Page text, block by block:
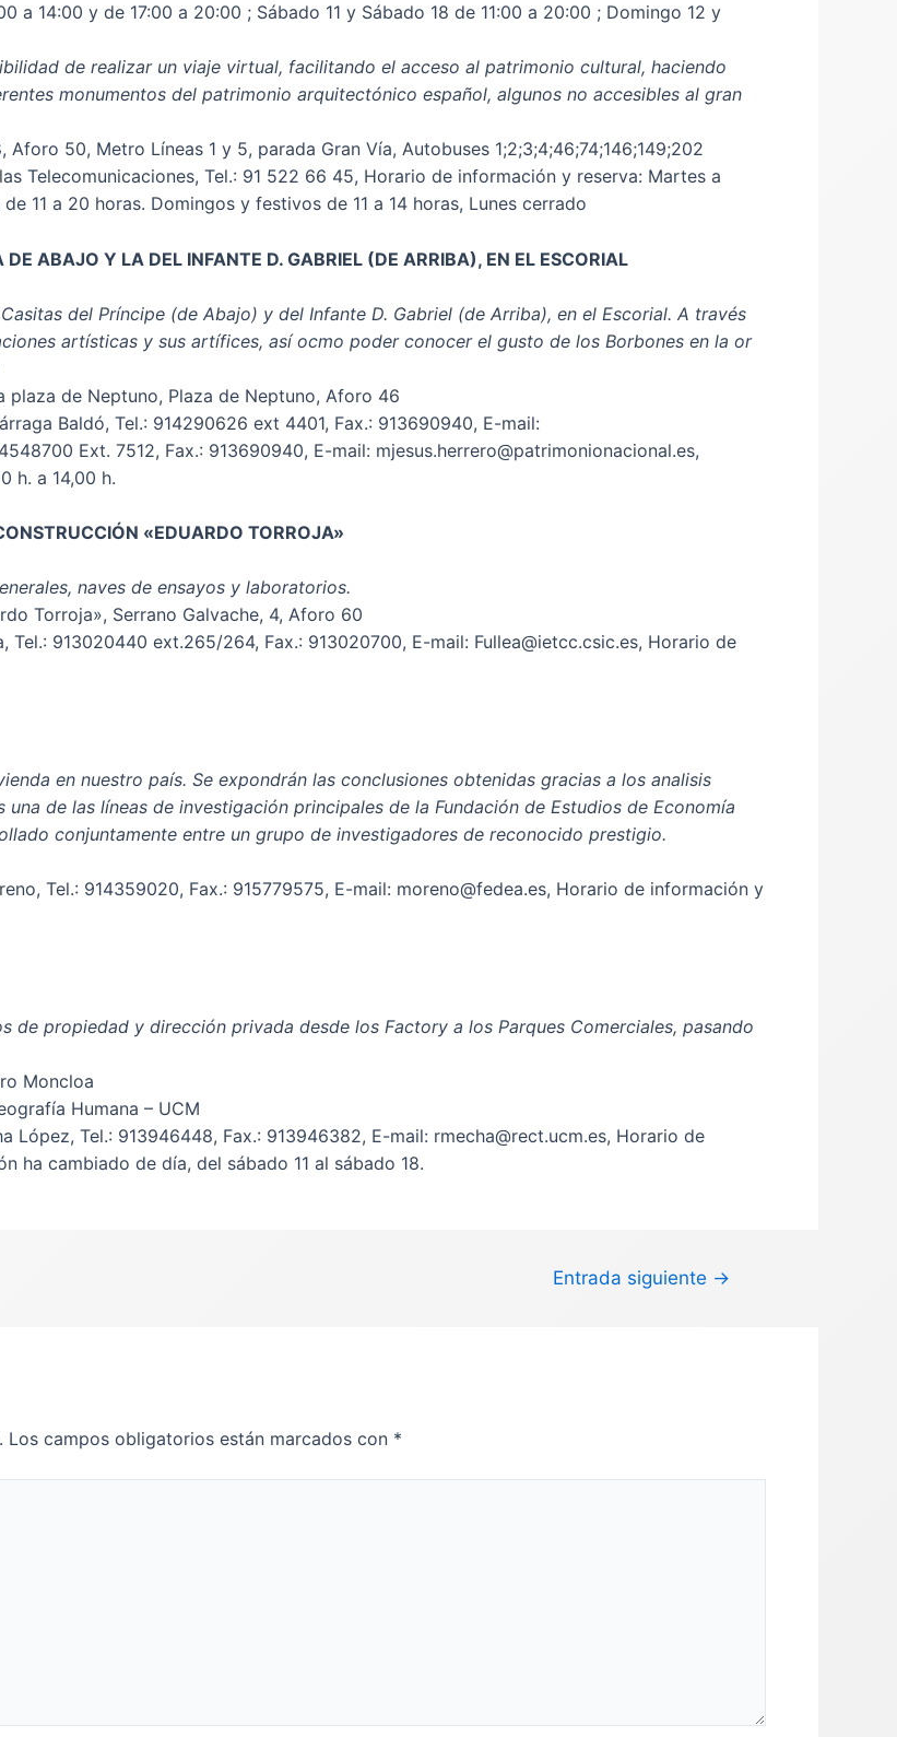
a 14:00 y de 17:00 a 20:00 ; Sábado 11 y Sábado 18 de 11:00 a 20:00 ; Domingo 12 y
de realizar un viaje virtual, facilitando el acceso al patrimonio cultural, haciendo
monumentos del patrimonio arquitectónico español, algunos no accesibles al gran
50, Metro Líneas 1 y 5, parada Gran Vía, Autobuses 1;2;3;4;46;74;146;149;202
Telecomunicaciones, Tel.: 91 522 66 45, Horario de información y reserva: Martes a
11 a 20 horas. Domingos y festivos de 11 a 14 horas, Lunes cerrado
ABAJO Y LA DEL INFANTE D. GABRIEL (DE ARRIBA), EN EL ESCORIAL
del Príncipe (de Abajo) y del Infante D. Gabriel (de Arriba), en el Escorial. A través
artísticas y sus artífices, así ocmo poder conocer el gusto de los Borbones en la or
plaza de Neptuno, Plaza de Neptuno, Aforo 46
Baldó, Tel.: 914290626 ext 4401, Fax.: 913690940, E-mail:
Ext. 7512, Fax.: 913690940, E-mail: mjesus.herrero@patrimonionacional.es,
h. a 14,00 h.
«EDUARDO TORROJA»
naves de ensayos y laboratorios.
Torroja», Serrano Galvache, 4, Aforo 60
Tel.: 913020440 ext.265/264, Fax.: 913020700, E-mail: Fullea@ietcc.csic.es, Horario de
en nuestro país. Se expondrán las conclusiones obtenidas gracias a los analisis
de las líneas de investigación principales de la Fundación de Estudios de Economía
conjuntamente entre un grupo de investigadores de reconocido prestigio.
Tel.: 914359020, Fax.: 915779575, E-mail: moreno@fedea.es, Horario de información y
de propiedad y dirección privada desde los Factory a los Parques Comerciales, pasando
Moncloa
Humana – UCM
López, Tel.: 913946448, Fax.: 913946382, E-mail: rmecha@rect.ucm.es, Horario de
ha cambiado de día, del sábado 11 al sábado 18.
Entrada siguiente →
Los campos obligatorios están marcados con *